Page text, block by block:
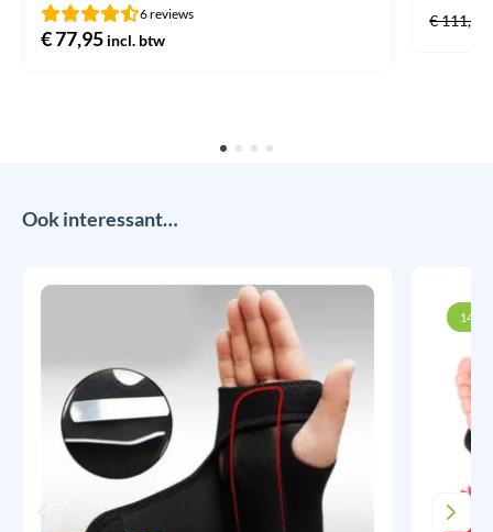
6 reviews
€77,95 incl. btw
€111,45
Ook interessant…
14%